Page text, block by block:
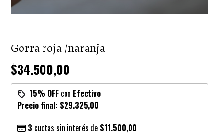
Gorra roja /naranja
$34.500,00
15% OFF con Efectivo
Precio final: $29.325,00
3 cuotas sin interés de $11.500,00